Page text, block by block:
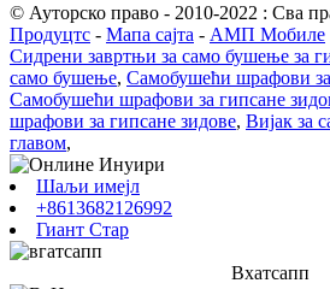
© Ауторско право - 2010-2022 : Сва
Продуцтс - Мапа сајта - АМП Мобиле
Сидрени завртњи за само бушење за
само бушење, Самобушећи шрафови
Самобушећи шрафови за гипсане
шрафови за гипсане зидове, Вијак за
главом,
Шаљи имејл
+8613682126992
Гиант Стар
Вхатсапп